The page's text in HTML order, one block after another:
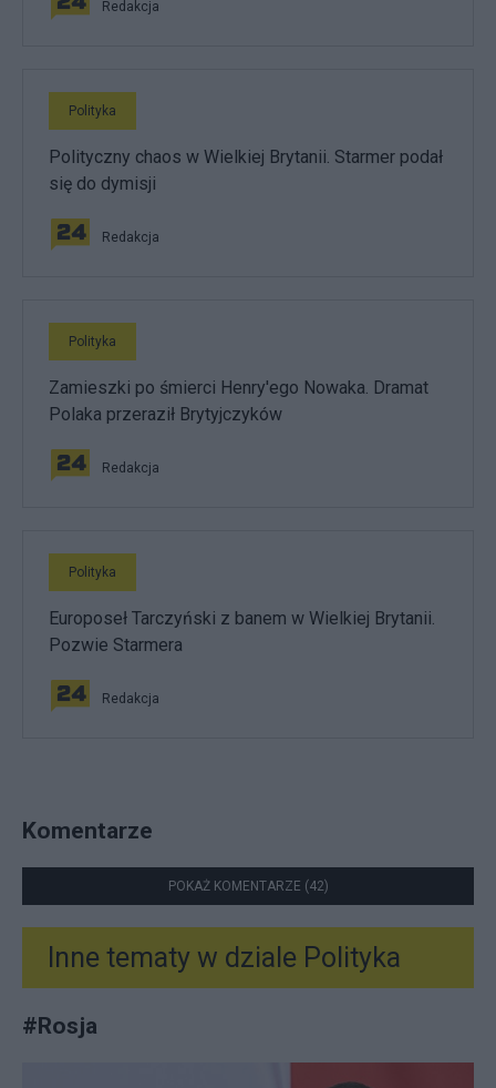
Redakcja
Polityka
Polityczny chaos w Wielkiej Brytanii. Starmer podał
się do dymisji
Redakcja
Polityka
Zamieszki po śmierci Henry'ego Nowaka. Dramat
Polaka przeraził Brytyjczyków
Redakcja
Polityka
Europoseł Tarczyński z banem w Wielkiej Brytanii.
Pozwie Starmera
Redakcja
Komentarze
POKAŻ KOMENTARZE (42)
Inne tematy w dziale Polityka
#Rosja